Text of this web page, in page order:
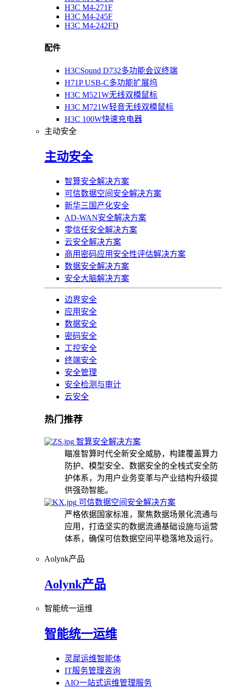
H3C M4-271F
H3C M4-245F
H3C M4-242FD
配件
H3CSound D732多功能会议终端
H71P USB-C多功能扩展坞
H3C M521W无线双模鼠标
H3C M721W轻音无线双模鼠标
H3C 100W快速充电器
主动安全
主动安全
智算安全解决方案
可信数据空间安全解决方案
新华三国产化安全
AD-WAN安全解决方案
零信任安全解决方案
云安全解决方案
商用密码应用安全性评估解决方案
数据安全解决方案
安全大脑解决方案
边界安全
应用安全
数据安全
密码安全
工控安全
终端安全
安全管理
安全检测与审计
云安全
热门推荐
智算安全解决方案
瞄准智算时代全新安全威胁，构建覆盖算力
防护、模型安全、数据安全的全栈式安全防
护体系，为用户业务变革与产业结构升级提
供强劲智能。
可信数据空间安全解决方案
严格依据国家标准，聚焦数据场景化流通与
应用，打造坚实的数据流通基础设施与运营
体系，确保可信数据空间平稳落地及运行。
Aolynk产品
Aolynk产品
智能统一运维
智能统一运维
灵犀运维智能体
IT服务管理咨询
AIO一站式运维管理服务